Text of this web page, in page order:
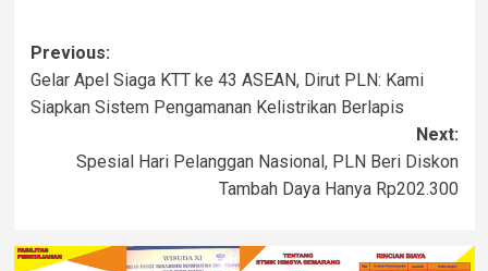
Previous:
Gelar Apel Siaga KTT ke 43 ASEAN, Dirut PLN: Kami
Siapkan Sistem Pengamanan Kelistrikan Berlapis
Next:
Spesial Hari Pelanggan Nasional, PLN Beri Diskon
Tambah Daya Hanya Rp202.300